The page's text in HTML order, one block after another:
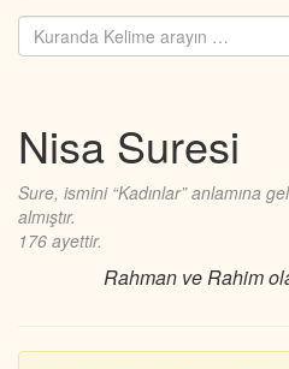
Kuranda
ara...
Nisa Suresi
Sure, ismini “Kadınlar” anlamına
almıştır.
176 ayettir.
Rahman ve Rahim